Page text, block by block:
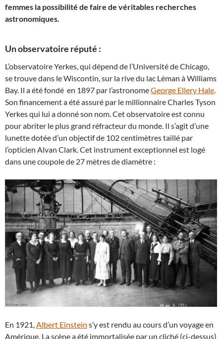
femmes la possibilité de faire de véritables recherches
astronomiques.
Un observatoire réputé :
L’observatoire Yerkes, qui dépend de l’Université de Chicago,
se trouve dans le Wiscontin, sur la rive du lac Léman à Williams
Bay. Il a été fondé en 1897 par l’astronomeGeorge Ellery Hale.
Son financement a été assuré par le millionnaire Charles Tyson
Yerkes qui lui a donné son nom. Cet observatoire est connu
pour abriter le plus grand réfracteur du monde. Il s’agit d’une
lunette dotée d’un objectif de 102 centimètres taillé par
l’opticien Alvan Clark. Cet instrument exceptionnel est logé
dans une coupole de 27 mètres de diamètre :
En 1921, Albert Einstein s’y est rendu au cours d’un voyage en
Amérique. La scène a été immortalisée par un cliché (ci-dessus)